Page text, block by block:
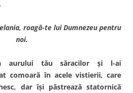
roagă-te lui Dumnezeu pentru
noi.
auru­lui tău săracilor şi l-ai
comoară în acele vistierii, care
dar îşi păstrează sta­tornică